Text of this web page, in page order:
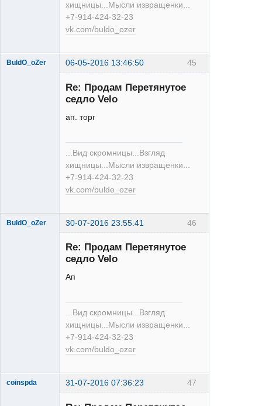
хищницы...Мысли извращенки...
+7-914-424-32-23
vk.com/buldo_ozer
45
BuldO_oZer 06-05-2016 13:46:50
Re: Продам Перетянутое
седло Velo
ап. торг
...Вид скромницы...Взгляд
хищницы...Мысли извращенки...
+7-914-424-32-23
vk.com/buldo_ozer
46
BuldO_oZer 30-07-2016 23:55:41
Re: Продам Перетянутое
седло Velo
Ап
...Вид скромницы...Взгляд
хищницы...Мысли извращенки...
+7-914-424-32-23
vk.com/buldo_ozer
47
coinspda 31-07-2016 07:36:23